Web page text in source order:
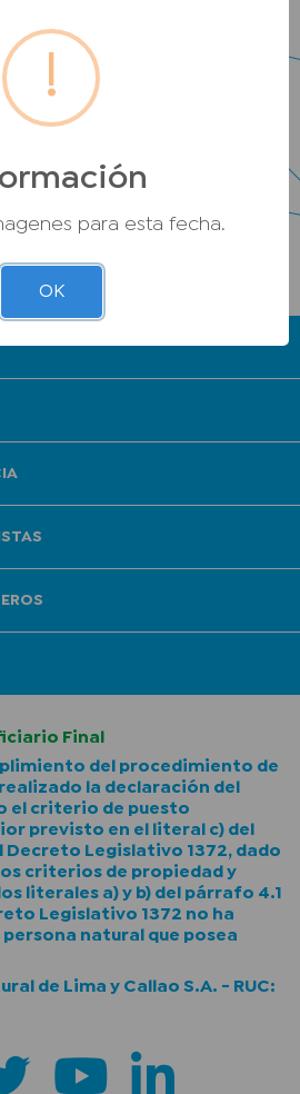
Final
del procedimiento de
la declaración del
el criterio de puesto
previsto en el literal c) del
Legislativo 1372, dado
criterios de propiedad y
literales a) y b) del párrafo 4.1
Legislativo 1372 no ha
natural que posea
de Lima y Callao S.A. - RUC:
!
para esta fecha.
OK